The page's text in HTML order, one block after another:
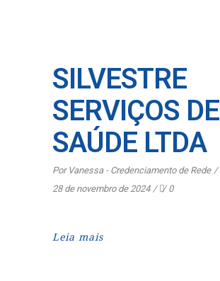
SILVESTRE
SERVIÇOS DE
SAÚDE LTDA
Por Vanessa - Credenciamento de Rede
28 de novembro de 2024
0
Leia mais